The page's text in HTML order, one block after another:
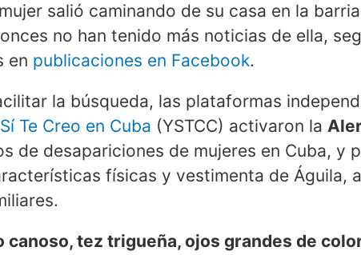
salió caminando de su casa en la
no han tenido más noticias de ella,
en publicaciones en Facebook.
la búsqueda, las plataformas
Te Creo en Cuba (YSTCC) activaron la
de desapariciones de mujeres en Cuba, y
físicas y vestimenta de Águila,
canoso, tez trigueña, ojos grandes de